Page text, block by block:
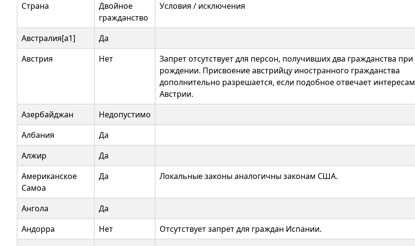
Страна
Двойное
гражданство
Условия / исключения
Австралия[a1]
Да
Австрия
Нет
Запрет отсутствует для персон, получивших два гражданства при
рождении. Присвоение австрийцу иностранного гражданства
дополнительно разрешается, если подобное отвечает интересам
Австрии.
Азербайджан
Недопустимо
Албания
Да
Алжир
Да
Американское
Самоа
Да Локальные законы аналогичны законам США.
Ангола
Да
Андорра
Нет
Отсутствует запрет для граждан Испании.